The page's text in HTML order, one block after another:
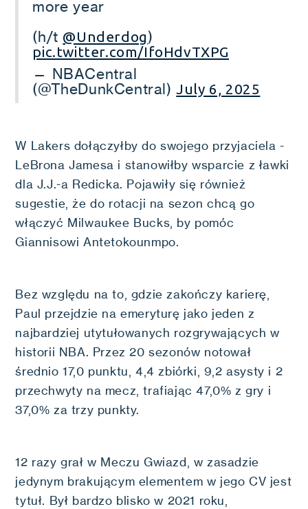
more year
(h/t @Underdog)
pic.twitter.com/IfoHdvTXPG
— NBACentral
(@TheDunkCentral)July 6, 2025
W Lakers dołączyłby do swojego przyjaciela -
LeBrona Jamesa i stanowiłby wsparcie z ławki
dla J.J.-a Redicka. Pojawiły się również
sugestie, że do rotacji na sezon chcą go
włączyć Milwaukee Bucks, by pomóc
Giannisowi Antetokounmpo.
Bez względu na to, gdzie zakończy karierę,
Paul przejdzie na emeryturę jako jeden z
najbardziej utytułowanych rozgrywających w
historii NBA. Przez 20 sezonów notował
średnio 17,0 punktu, 4,4 zbiórki, 9,2 asysty i 2
przechwyty na mecz, trafiając 47,0% z gry i
37,0% za trzy punkty.
12 razy grał w Meczu Gwiazd, w zasadzie
jedynym brakującym elementem w jego CV jest
tytuł. Był bardzo blisko w 2021 roku,